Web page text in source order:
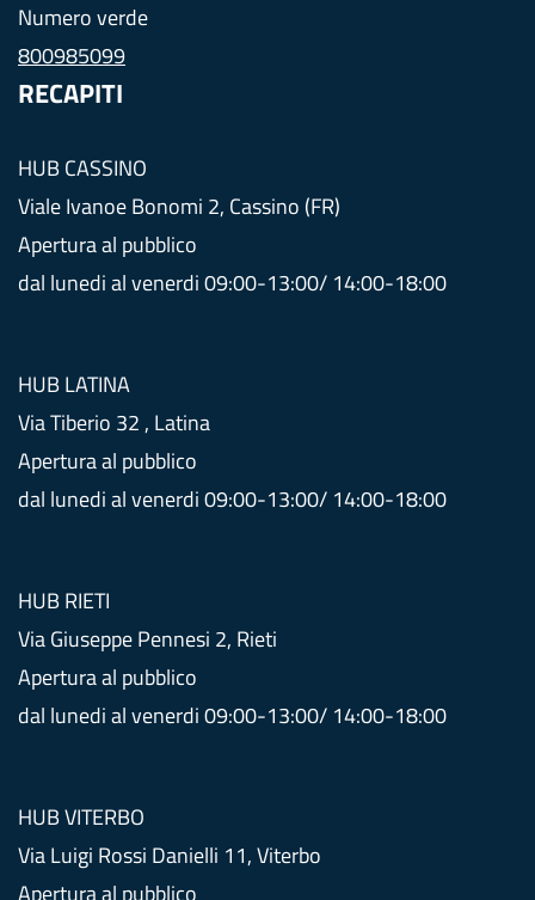
Numero verde
800985099
RECAPITI
HUB CASSINO
Viale Ivanoe Bonomi 2, Cassino (FR)
Apertura al pubblico
dal lunedi al venerdi 09:00-13:00/ 14:00-18:00
HUB LATINA
Via Tiberio 32 , Latina
Apertura al pubblico
dal lunedi al venerdi 09:00-13:00/ 14:00-18:00
HUB RIETI
Via Giuseppe Pennesi 2, Rieti
Apertura al pubblico
dal lunedi al venerdi 09:00-13:00/ 14:00-18:00
HUB VITERBO
Via Luigi Rossi Danielli 11, Viterbo